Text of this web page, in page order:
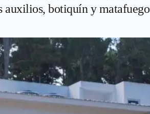
auxilios, botiquín y